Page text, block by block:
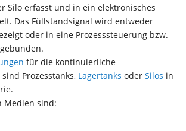
Silo erfasst und in ein elektronisches
Das Füllstandsignal wird entweder
oder in eine Prozesssteuerung bzw.
für die kontinuierliche
Prozesstanks, Lagertanks oder Silos in
Medien sind: